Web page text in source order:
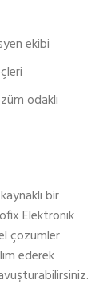
ekibi
odaklı
bir
Elektronik
çözümler
ederek